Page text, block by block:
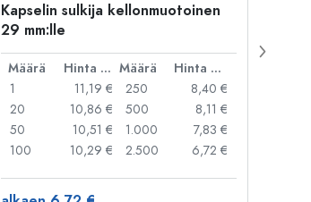
Kapselin sulkija kellonmuotoinen
29 mm:lle
Määrä Hinta per kpl Määrä
Hinta per kpl
1
11,19 €
20
10,86 €
50
10,51 €
100
10,29 €
250
8,40 €
500
8,11 €
1.000
7,83 €
2.500
6,72 €